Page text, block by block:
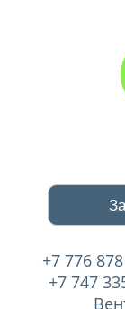
+7 776
+7 747